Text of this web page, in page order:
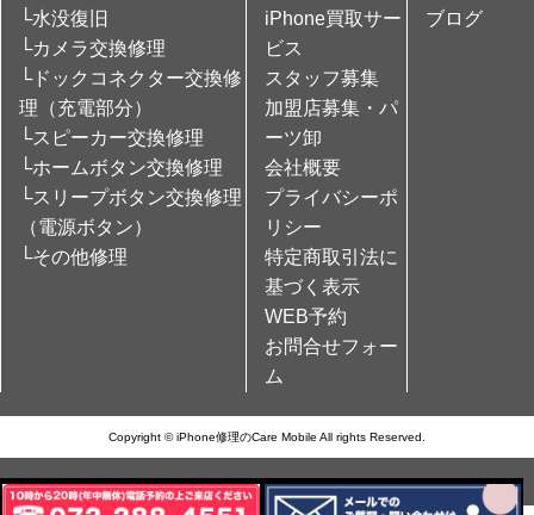
└水没復旧
└カメラ交換修理
└ドックコネクター交換修
理（充電部分）
└スピーカー交換修理
└ホームボタン交換修理
└スリープボタン交換修理
（電源ボタン）
└その他修理
iPhone買取サー
ビス
スタッフ募集
加盟店募集・パ
ーツ卸
会社概要
プライバシーポ
リシー
特定商取引法に
基づく表示
WEB予約
お問合せフォー
ム
ブログ
Copyright © iPhone修理のCare Mobile All rights Reserved.